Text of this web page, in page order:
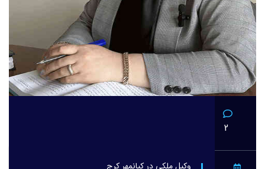
2
وکیل ملکی در کیانمهر کرج